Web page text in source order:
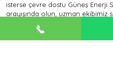
isterse çevre dostu Güneş Enerji
arayışında olun, uzman ekibimiz
En uygun klima fiyatları, farklı
ve klima montajı konularında